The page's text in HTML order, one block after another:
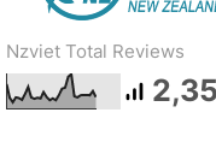
Nzviet Total Reviews